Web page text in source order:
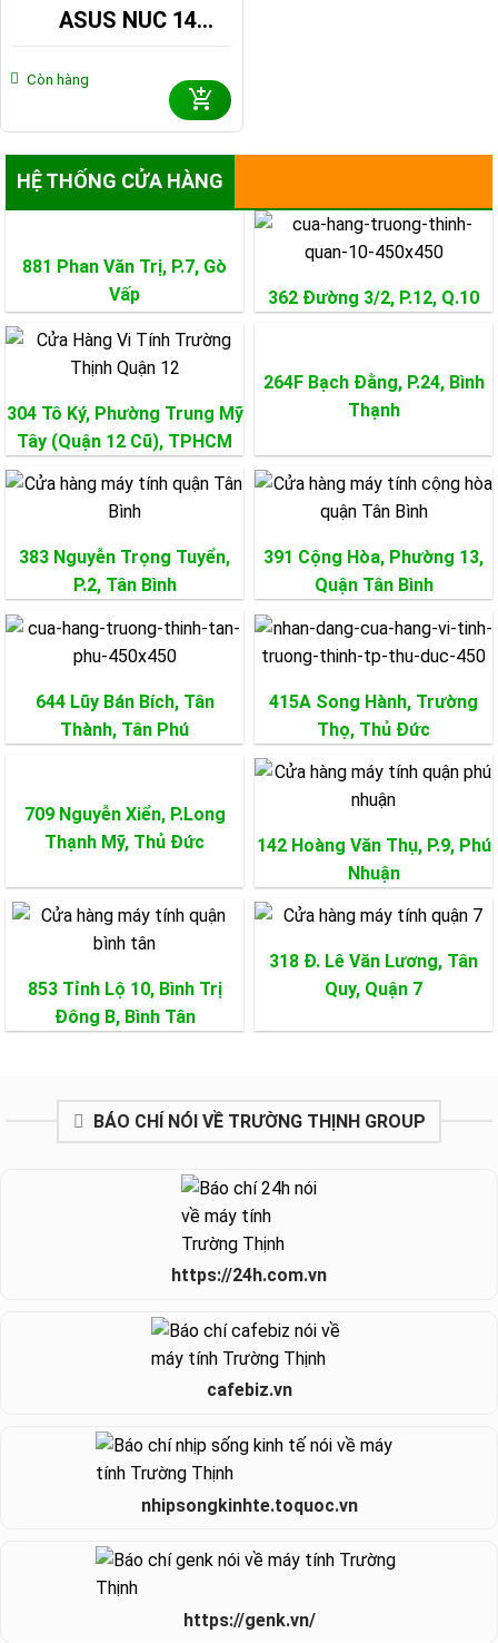
ASUS NUC 14
PERFORMANCE
RNUC14SRKU910001I
(ULTRA 9 185H, RTX
4070 8GB)
Còn hàng
HỆ THỐNG CỬA HÀNG
881 Phan Văn Trị, P.7, Gò
Vấp
362 Đường 3/2, P.12, Q.10
304 Tô Ký, Phường Trung Mỹ
Tây (Quận 12 Cũ), TPHCM
264F Bạch Đằng, P.24, Bình
Thạnh
383 Nguyễn Trọng Tuyển,
P.2, Tân Bình
391 Cộng Hòa, Phường 13,
Quận Tân Bình
644 Lũy Bán Bích, Tân
Thành, Tân Phú
415A Song Hành, Trường
Thọ, Thủ Đức
709 Nguyễn Xiển, P.Long
Thạnh Mỹ, Thủ Đức 142 Hoàng Văn Thụ, P.9, Phú
Nhuận
853 Tỉnh Lộ 10, Bình Trị
Đông B, Bình Tân
318 Đ. Lê Văn Lương, Tân
Quy, Quận 7
BÁO CHÍ NÓI VỀ TRƯỜNG THỊNH GROUP
https://24h.com.vn
cafebiz.vn
nhipsongkinhte.toquoc.vn
https://genk.vn/